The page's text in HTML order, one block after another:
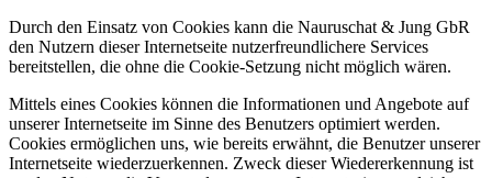
Durch den Einsatz von Cookies kann die Nauruschat & Jung GbR
den Nutzern dieser Internetseite nutzerfreundlichere Services
bereitstellen, die ohne die Cookie-Setzung nicht möglich wären.
Mittels eines Cookies können die Informationen und Angebote auf
unserer Internetseite im Sinne des Benutzers optimiert werden.
Cookies ermöglichen uns, wie bereits erwähnt, die Benutzer unserer
Internetseite wiederzuerkennen. Zweck dieser Wiedererkennung ist